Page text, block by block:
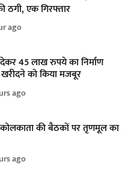
ठगी, एक गिरफ्तार
ago
45 लाख रुपये का निर्माण
खरीदने को किया मजबूर
ago
कोलकाता की बैठकों पर तृणमूल का
ago